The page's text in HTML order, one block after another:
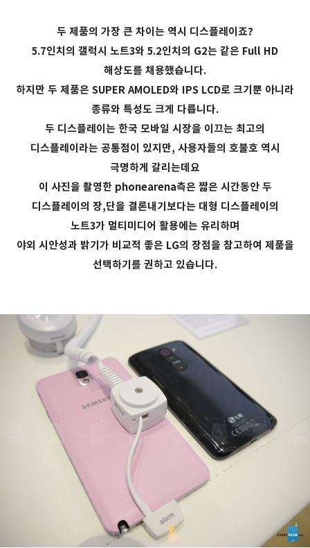
두 제품의 가장 큰 차이는 역시 디스플레이죠?
5.7인치의 갤럭시 노트3와 5.2인치의 G2는 같은 Full HD
해상도를 채용했습니다.
하지만 두 제품은 SUPER AMOLED와 IPS LCD로 크기뿐 아니라
종류와 특성도 크게 다릅니다.
두 디스플레이는 한국 모바일 시장을 이끄는 최고의
디스플레이라는 공통점이 있지만, 사용자들의 호불호 역시
극명하게 갈리는데요
이 사진을 촬영한 phonearena측은 짧은 시간동안 두
디스플레이의 장,단을 결론내기보다는 대형 디스플레이의
노트3가 멀티미디어 활용에는 유리하며
야외 시안성과 밝기가 비교적 좋은 LG의 장점을 참고하여 제품을
선택하기를 권하고 있습니다.